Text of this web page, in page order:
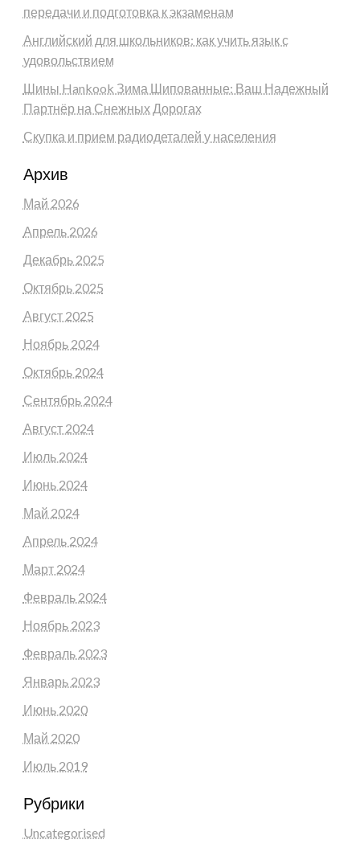
передачи и подготовка к экзаменам
Английский для школьников: как учить язык с
удовольствием
Шины Hankook Зима Шипованные: Ваш Надежный
Партнёр на Снежных Дорогах
Скупка и прием радиодеталей у населения
Архив
Май 2026
Апрель 2026
Декабрь 2025
Октябрь 2025
Август 2025
Ноябрь 2024
Октябрь 2024
Сентябрь 2024
Август 2024
Июль 2024
Июнь 2024
Май 2024
Апрель 2024
Март 2024
Февраль 2024
Ноябрь 2023
Февраль 2023
Январь 2023
Июнь 2020
Май 2020
Июль 2019
Рубрики
Uncategorised